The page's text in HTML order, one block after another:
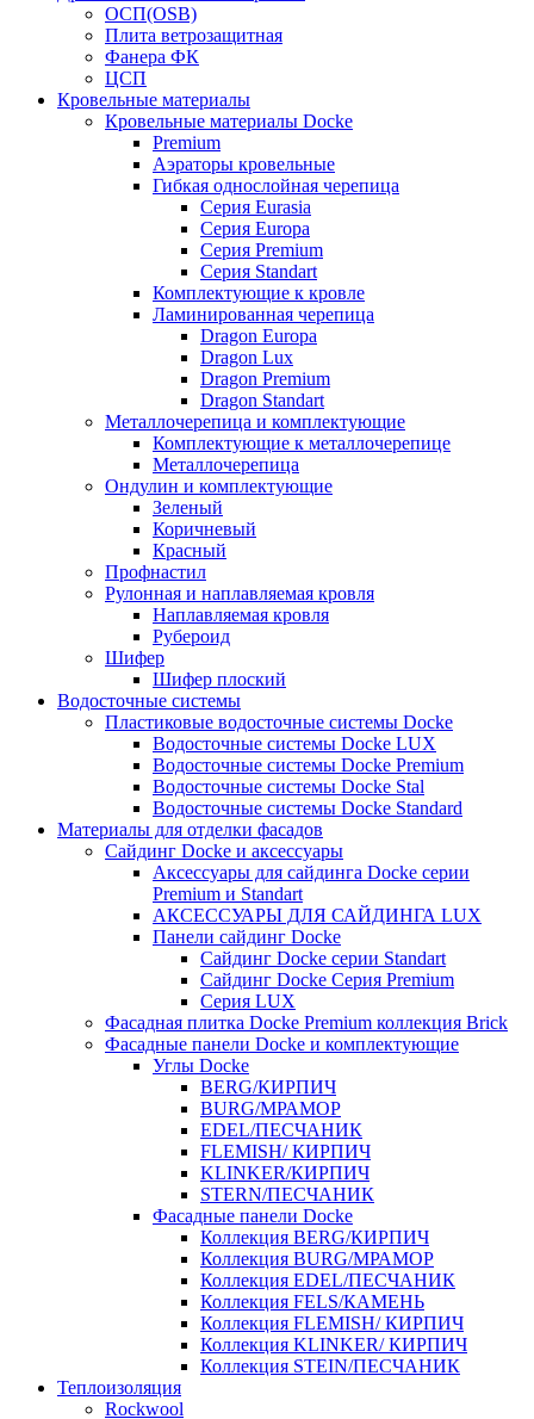
ОСП(OSB)
Плита ветрозащитная
Фанера ФК
ЦСП
Кровельные материалы
Кровельные материалы Docke
Premium
Аэраторы кровельные
Гибкая однослойная черепица
Серия Eurasia
Серия Europa
Серия Premium
Серия Standart
Комплектующие к кровле
Ламинированная черепица
Dragon Europa
Dragon Lux
Dragon Premium
Dragon Standart
Металлочерепица и комплектующие
Комплектующие к металлочерепице
Металлочерепица
Ондулин и комплектующие
Зеленый
Коричневый
Красный
Профнастил
Рулонная и наплавляемая кровля
Наплавляемая кровля
Рубероид
Шифер
Шифер плоский
Водосточные системы
Пластиковые водосточные системы Docke
Водосточные системы Docke LUX
Водосточные системы Docke Premium
Водосточные системы Docke Stal
Водосточные системы Docke Standard
Материалы для отделки фасадов
Сайдинг Docke и аксессуары
Аксессуары для сайдинга Docke серии
Premium и Standart
АКСЕССУАРЫ ДЛЯ САЙДИНГА LUX
Панели сайдинг Docke
Cайдинг Docke серии Standart
Сайдинг Docke Серия Premium
Серия LUX
Фасадная плитка Docke Premium коллекция Brick
Фасадные панели Docke и комплектующие
Углы Docke
BERG/КИРПИЧ
BURG/МРАМОР
EDEL/ПЕСЧАНИК
FLEMISH/ КИРПИЧ
KLINKER/КИРПИЧ
STERN/ПЕСЧАНИК
Фасадные панели Docke
Коллекция BERG/КИРПИЧ
Коллекция BURG/МРАМОР
Коллекция EDEL/ПЕСЧАНИК
Коллекция FELS/КАМЕНЬ
Коллекция FLEMISH/ КИРПИЧ
Коллекция KLINKER/ КИРПИЧ
Коллекция STEIN/ПЕСЧАНИК
Теплоизоляция
Rockwool